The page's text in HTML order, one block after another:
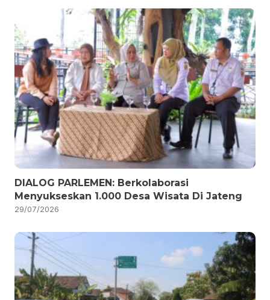
DIALOG PARLEMEN: Berkolaborasi
Menyukseskan 1.000 Desa Wisata Di Jateng
29/07/2026